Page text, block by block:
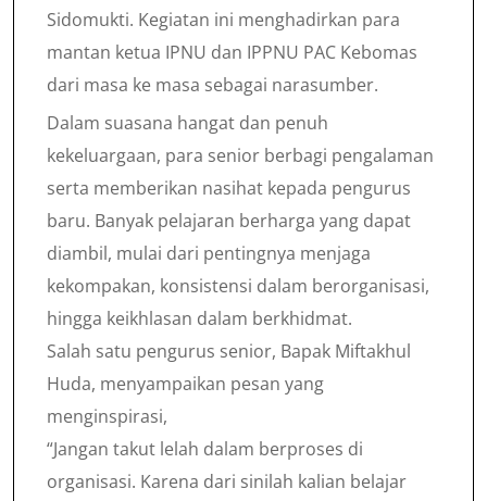
Sidomukti. Kegiatan ini menghadirkan para
mantan ketua IPNU dan IPPNU PAC Kebomas
dari masa ke masa sebagai narasumber.
Dalam suasana hangat dan penuh
kekeluargaan, para senior berbagi pengalaman
serta memberikan nasihat kepada pengurus
baru. Banyak pelajaran berharga yang dapat
diambil, mulai dari pentingnya menjaga
kekompakan, konsistensi dalam berorganisasi,
hingga keikhlasan dalam berkhidmat.
Salah satu pengurus senior, Bapak Miftakhul
Huda, menyampaikan pesan yang
menginspirasi,
“Jangan takut lelah dalam berproses di
organisasi. Karena dari sinilah kalian belajar